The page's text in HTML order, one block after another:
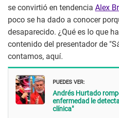
se convirtió en tendencia Alex
poco se ha dado a conocer
desaparecido. ¿Qué es lo que
contenido del presentador de
contamos, aquí.
PUEDES VER:
Andrés Hurtado
enfermedad le
clínica"